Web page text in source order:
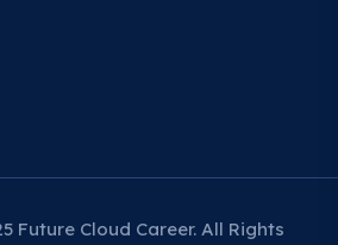
Future Cloud Career. All Rights